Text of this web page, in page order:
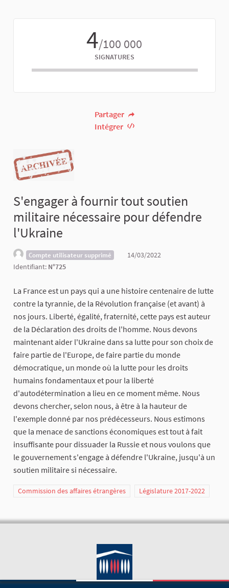
4/100 000
SIGNATURES
Partager
Intégrer
S'engager à fournir tout soutien
militaire nécessaire pour défendre
l'Ukraine
Compte utilisateur supprimé
14/03/2022
Identifiant: N°725
La France est un pays qui a une histoire centenaire de lutte
contre la tyrannie, de la Révolution française (et avant) à
nos jours. Liberté, égalité, fraternité, cette pays est auteur
de la Déclaration des droits de l'homme. Nous devons
maintenant aider l'Ukraine dans sa lutte pour son choix de
faire partie de l'Europe, de faire partie du monde
démocratique, un monde où la lutte pour les droits
humains fondamentaux et pour la liberté
d'autodétermination a lieu en ce moment même. Nous
devons chercher, selon nous, à être à la hauteur de
l'exemple donné par nos prédécesseurs. Nous estimons
que la menace de sanctions économiques est tout à fait
insuffisante pour dissuader la Russie et nous voulons que
le gouvernement s'engage à défendre l'Ukraine, jusqu'à un
soutien militaire si nécessaire.
Commission des affaires étrangères Législature 2017-2022